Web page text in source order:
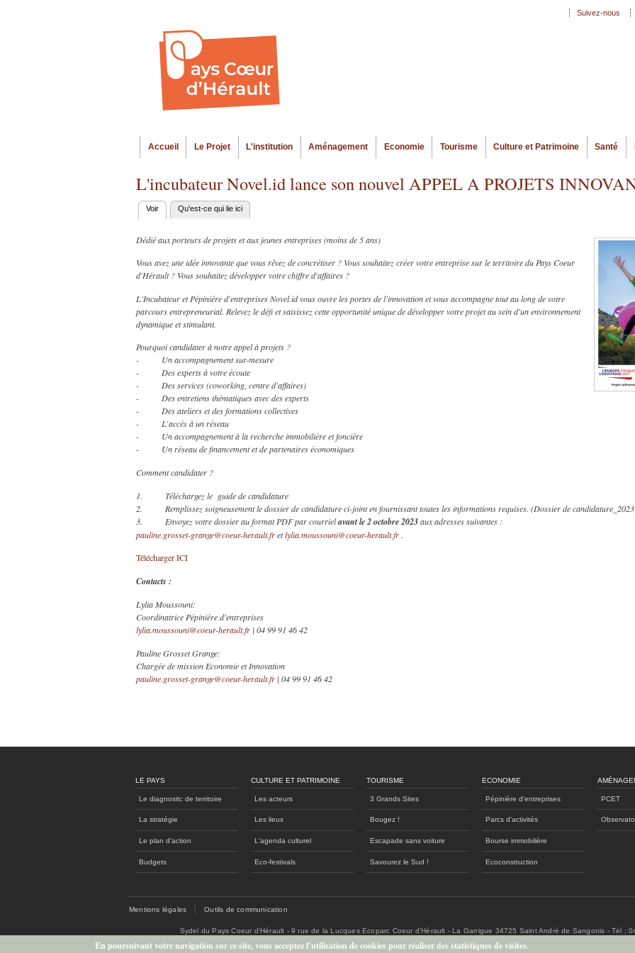
Menu principal
Accueil Le Projet L'institution Aménagement Economie Tourisme Culture et Patrimoine Santé
Suivez-nous
L'incubateur Novel.id lance son nouvel APPEL A PROJETS
Onglets
principaux
Voir (onglet actif)
Qu'est-ce qui lie ici
Dédié aux porteurs de projets et aux jeunes entreprises (moins de 5 ans)
Vous avez une idée innovante que vous rêvez de concrétiser ? Vous souhaitez créer votre entreprise sur le territoire du Pays Coeur
d'Hérault ? Vous souhaitez développer votre chiffre d'affaires ?
L'Incubateur et Pépinière d'entreprises Novel.id vous ouvre les portes de l'innovation et vous accompagne tout au long de votre
parcours entrepreneurial. Relevez le défi et saisissez cette opportunité unique de développer votre projet au sein d'un environnement
dynamique et stimulant.
Pourquoi candidater à notre appel à projets ?
- Un accompagnement sur-mesure
- Des experts à votre écoute
- Des services (coworking, centre d'affaires)
- Des entretiens thématiques avec des experts
- Des ateliers et des formations collectives
- L’accès à un réseau
- Un accompagnement à la recherche immobilière et foncière
- Un réseau de financement et de partenaires économiques
Comment candidater ?
1. Téléchargez le guide de candidature
2. Remplissez soigneusement le dossier de candidature ci-joint en fournissant toutes les informations requises. (Dossier de
3. Envoyez votre dossier au format PDF par courrielavant le 2 octobre 2023aux adresses suivantes :
pauline.grosset-grange@coeur-herault.fretlylia.moussouni@coeur-herault.fr.
Télécharger ICI
Contacts :
Lylia Moussouni:
Coordinatrice Pépinière d'entreprises
lylia.moussouni@coeur-herault.fr | 04 99 91 46 42
Pauline Grosset Grange:
Chargée de mission Economie et Innovation
pauline.grosset-grange@coeur-herault.fr | 04 99 91 46 42
LE PAYS
Le diagnositc de territoire
La stratégie
Le plan d'action
Budgets
CULTURE ET PATRIMOINE
Les acteurs
Les lieux
L'agenda culturel
Eco-festivals
TOURISME
3 Grands Sites
Bougez !
Escapade sans voiture
Savourez le Sud !
ECONOMIE
Pépinière d'entreprises
Parcs d'activités
Bourse immobilière
Ecoconstruction
PCET
Mentions légales Outils de communication
Sydel du Pays Coeur d'Hérault - 9 rue de la Lucques Ecoparc Coeur d'Hérault - La Garrigue 34725 Saint André de Sangonis - Tél :
En poursuivant votre navigation sur ce site, vous acceptez l’utilisation de cookies pour réaliser des statistiques de visites.